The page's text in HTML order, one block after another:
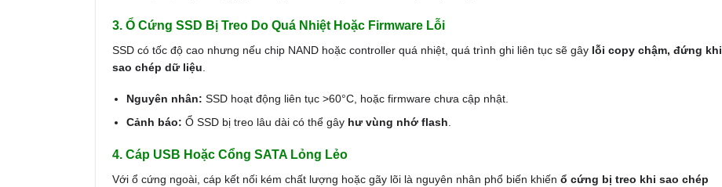
3. Ổ Cứng SSD Bị Treo Do Quá Nhiệt Hoặc Firmware Lỗi
SSD có tốc độ cao nhưng nếu chip NAND hoặc controller quá nhiệt, quá trình ghi liên tục sẽ gây lỗi copy chậm, đứng khi
sao chép dữ liệu
Nguyên nhân: SSD hoạt động liên tục >60°C, hoặc firmware chưa cập nhật.
Cảnh báo: Ổ SSD bị treo lâu dài có thể gây hư vùng nhớ flash.
4. Cáp USB Hoặc Cổng SATA Lỏng Lẻo
Với ổ cứng ngoài, cáp kết nối kém chất lượng hoặc gãy lõi là nguyên nhân phổ biến khiến ổ cứng bị treo khi sao chép